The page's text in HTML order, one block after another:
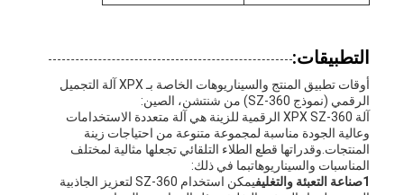
التطبيقات:
أوقات تطبيق المنتج والسيناريوهات الخاصة بـ XPX آلة التجميل
الرقمي (نموذج SZ-360) من شنتشن، الصين:
آلة XPX SZ-360 الرقمية للزينة هي آلة متعددة الاستخدامات
وعالية الجودة مناسبة لمجموعة متنوعة من احتياجات زينة
المنتجات.وقدراتها قطع الطلاء التلقائي تجعلها مثالية لمختلف
المناسبات والسيناريوهاتبما في ذلك:
1صناعة التعبئة والتغليف
يمكن استخدام SZ-360 لتعزيز الجاذبية